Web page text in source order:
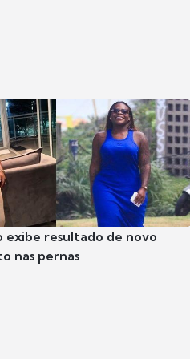
exibe resultado de novo
nas pernas